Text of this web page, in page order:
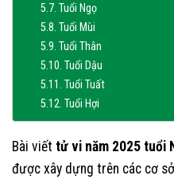
Tuổi Ngọ
Tuổi Mùi
Tuổi Thân
Tuổi Dậu
Tuổi Tuất
Tuổi Hợi
Bài viết tử vi năm 2025 tuổi
được xây dựng trên các cơ